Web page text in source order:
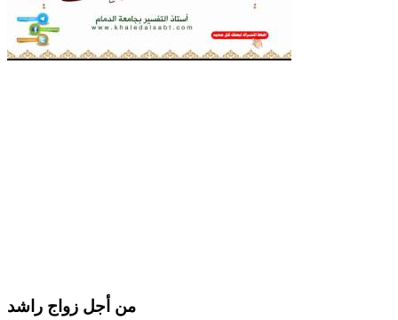
من أجل زواج راشد